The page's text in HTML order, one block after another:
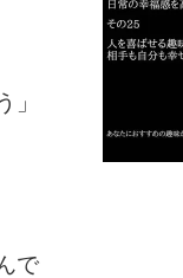
」
で
3